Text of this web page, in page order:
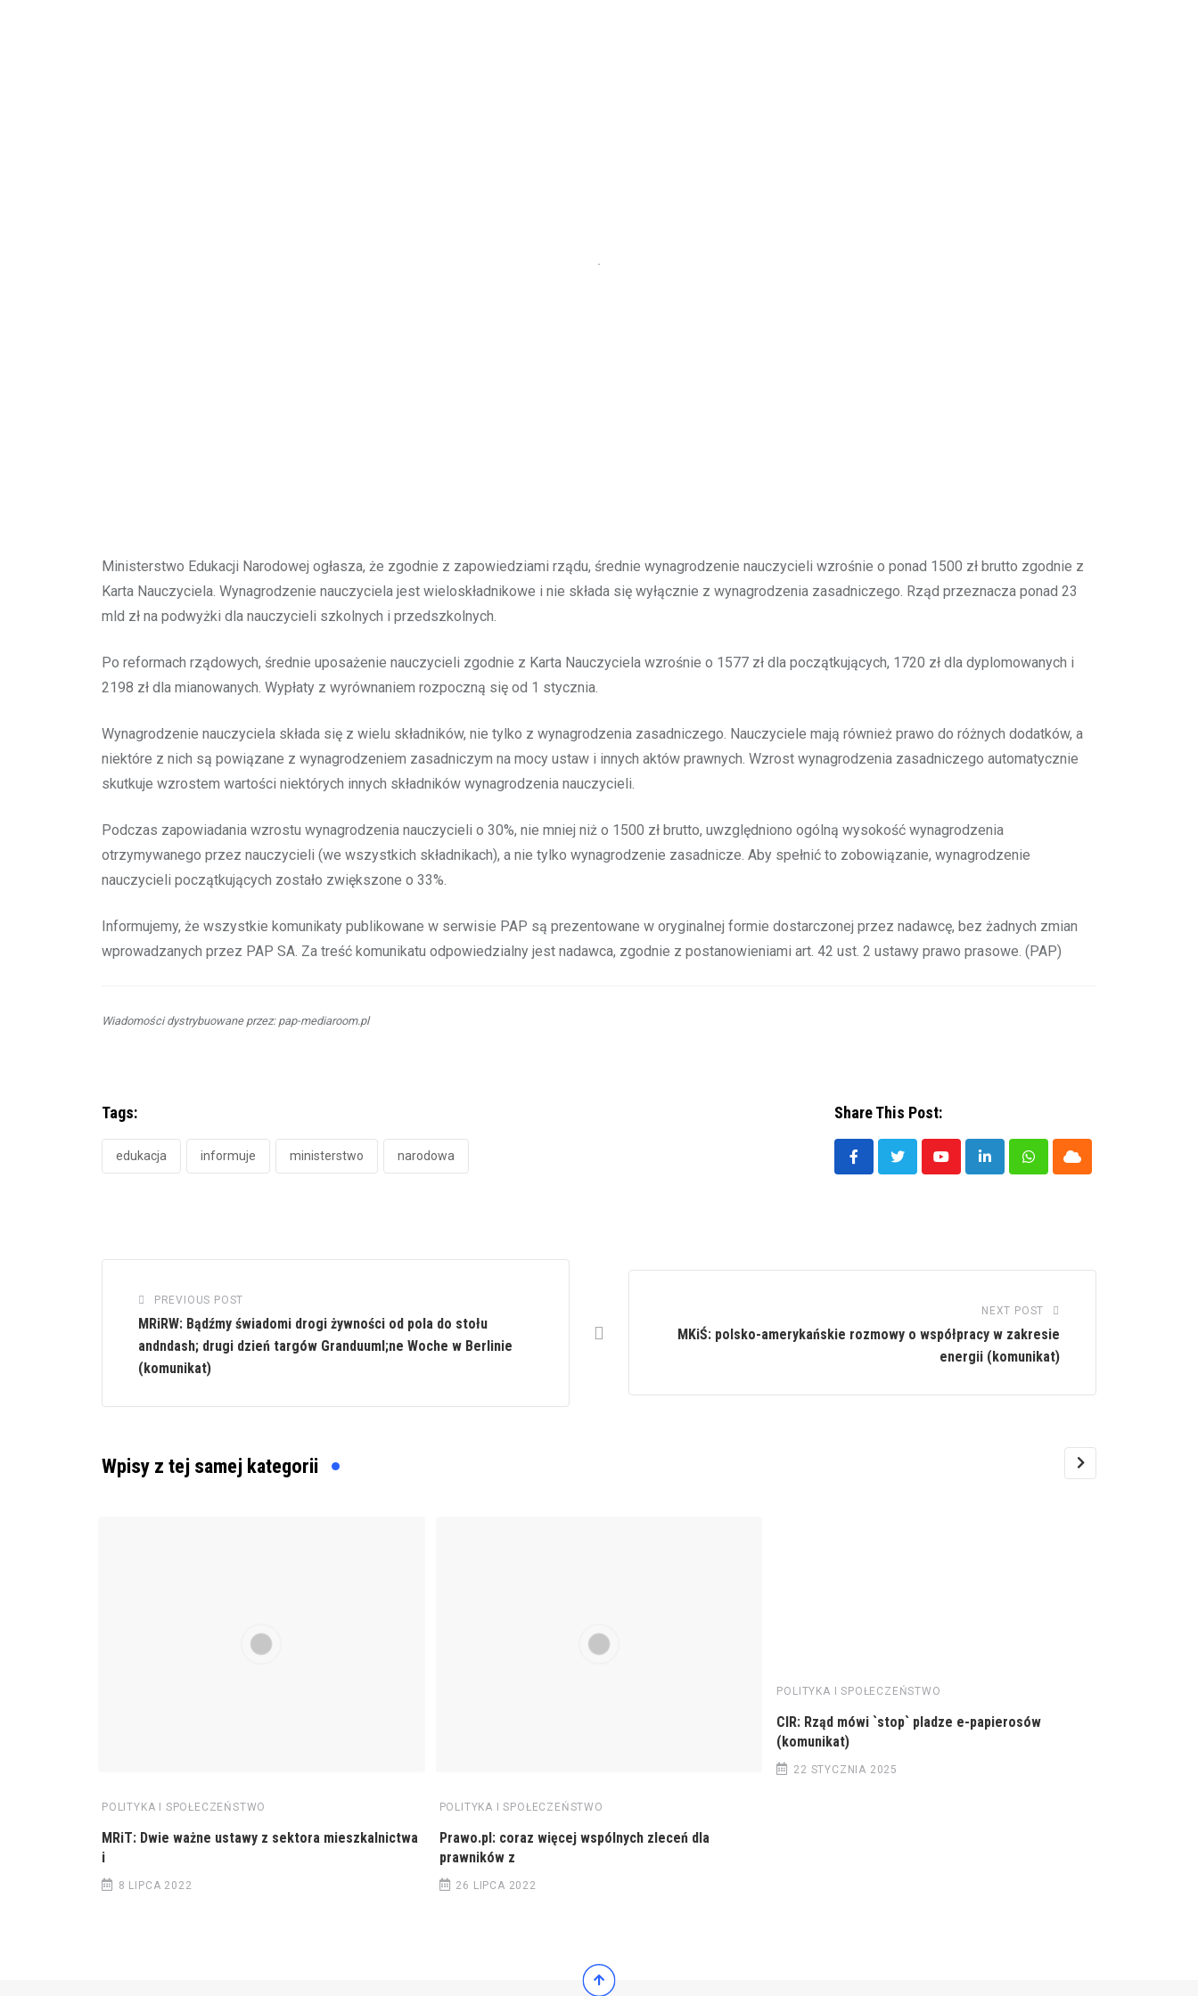
Ministerstwo Edukacji Narodowej ogłasza, że zgodnie z zapowiedziami rządu, średnie wynagrodzenie nauczycieli wzrośnie o ponad 1500 zł brutto zgodnie z
Karta Nauczyciela. Wynagrodzenie nauczyciela jest wieloskładnikowe i nie składa się wyłącznie z wynagrodzenia zasadniczego. Rząd przeznacza ponad 23
mld zł na podwyżki dla nauczycieli szkolnych i przedszkolnych.
Po reformach rządowych, średnie uposażenie nauczycieli zgodnie z Karta Nauczyciela wzrośnie o 1577 zł dla początkujących, 1720 zł dla dyplomowanych i
2198 zł dla mianowanych. Wypłaty z wyrównaniem rozpoczną się od 1 stycznia.
Wynagrodzenie nauczyciela składa się z wielu składników, nie tylko z wynagrodzenia zasadniczego. Nauczyciele mają również prawo do różnych dodatków, a
niektóre z nich są powiązane z wynagrodzeniem zasadniczym na mocy ustaw i innych aktów prawnych. Wzrost wynagrodzenia zasadniczego automatycznie
skutkuje wzrostem wartości niektórych innych składników wynagrodzenia nauczycieli.
Podczas zapowiadania wzrostu wynagrodzenia nauczycieli o 30%, nie mniej niż o 1500 zł brutto, uwzględniono ogólną wysokość wynagrodzenia
otrzymywanego przez nauczycieli (we wszystkich składnikach), a nie tylko wynagrodzenie zasadnicze. Aby spełnić to zobowiązanie, wynagrodzenie
nauczycieli początkujących zostało zwiększone o 33%.
Informujemy, że wszystkie komunikaty publikowane w serwisie PAP są prezentowane w oryginalnej formie dostarczonej przez nadawcę, bez żadnych zmian
wprowadzanych przez PAP SA. Za treść komunikatu odpowiedzialny jest nadawca, zgodnie z postanowieniami art. 42 ust. 2 ustawy prawo prasowe. (PAP)
Wiadomości dystrybuowane przez: pap-mediaroom.pl
Tags:
edukacja informuje ministerstwo narodowa
Share This Post:
YoutubeLinkedInWhatsappCloud
PREVIOUS POST
MRiRW: Bądźmy świadomi drogi żywności od pola do stołu
andndash; drugi dzień targów Granduuml;ne Woche w Berlinie
(komunikat)
NEXT POST
MKiŚ: polsko-amerykańskie rozmowy o współpracy w zakresie
energii (komunikat)
Wpisy z tej samej kategorii
POLITYKA I SPOŁECZEŃSTWO
MRiT: Dwie ważne ustawy z sektora mieszkalnictwa
i
8 LIPCA 2022
POLITYKA I SPOŁECZEŃSTWO
Prawo.pl: coraz więcej wspólnych zleceń dla
prawników z
26 LIPCA 2022
POLITYKA I SPOŁECZEŃSTWO
CIR: Rząd mówi `stop` pladze e-papierosów
(komunikat)
22 STYCZNIA 2025